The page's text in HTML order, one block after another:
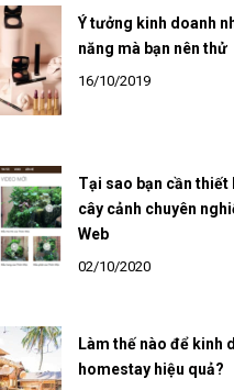
Ý tưởng kinh doanh
Tại sao bạn cần thiết
cây cảnh chuyên
Làm thế nào để kinh